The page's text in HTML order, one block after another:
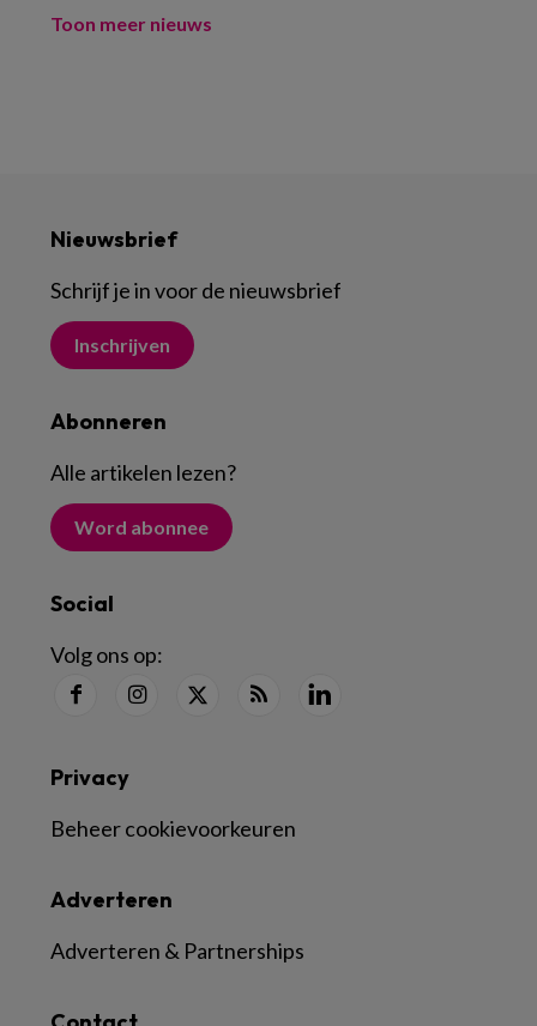
Toon meer nieuws
Nieuwsbrief
Schrijf je in voor de nieuwsbrief
Inschrijven
Abonneren
Alle artikelen lezen?
Word abonnee
Social
Volg ons op:
Adverteren
Adverteren & Partnerships
Privacy
Beheer cookievoorkeuren